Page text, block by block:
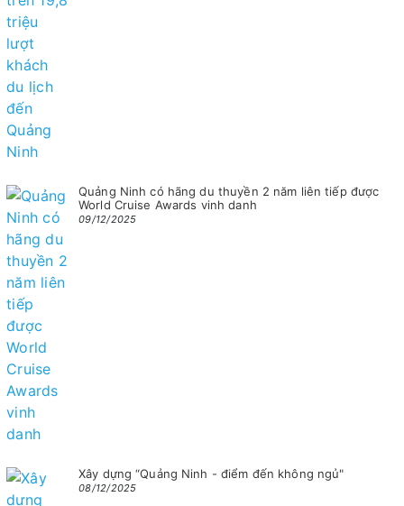
Quảng Ninh có hãng du thuyền 2 năm liên tiếp được
World Cruise Awards vinh danh
09/12/2025
Xây dựng “Quảng Ninh - điểm đến không ngủ"
08/12/2025